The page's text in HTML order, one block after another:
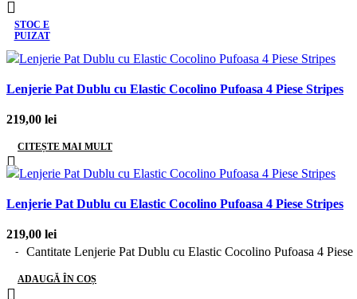
STOC E
PUIZAT
Lenjerie Pat Dublu cu Elastic Cocolino Pufoasa 4 Piese Stripes
219,00 lei
CITEȘTE MAI MULT
Lenjerie Pat Dublu cu Elastic Cocolino Pufoasa 4 Piese Stripes
219,00 lei
Cantitate Lenjerie Pat Dublu cu Elastic Cocolino Pufoasa 4 Piese
ADAUGĂ ÎN COȘ